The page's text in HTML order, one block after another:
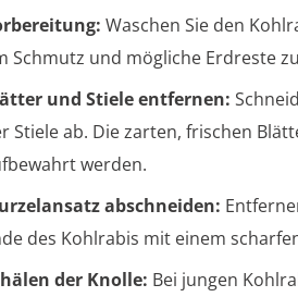
Waschen Sie den
Schmutz und mögliche Erdreste
und Stiele entfernen:
Stiele ab. Die zarten, frischen
werden.
abschneiden:
des Kohlrabis mit einem
der Knolle: Bei jungen